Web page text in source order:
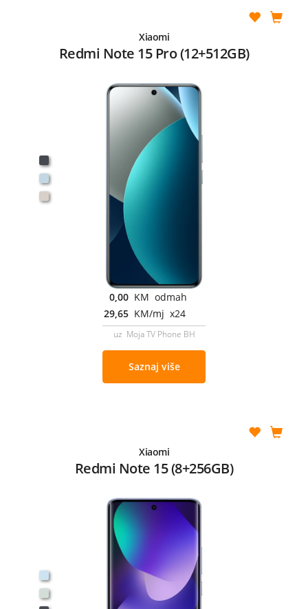
Xiaomi
Redmi Note 15 Pro (12+512GB)
0,00 KM odmah
29,65 KM/mj x24
uz Moja TV Phone BH
Saznaj više
Xiaomi
Redmi Note 15 (8+256GB)